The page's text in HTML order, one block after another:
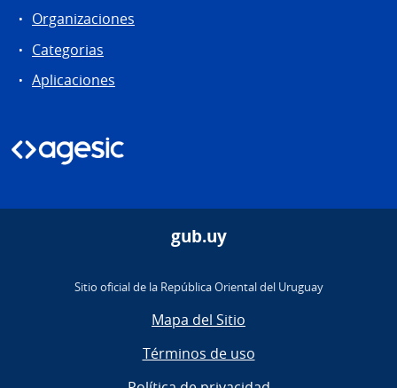
Organizaciones
Categorias
Aplicaciones
gub.uy
Sitio oficial de la República Oriental del Uruguay
Mapa del Sitio
Términos de uso